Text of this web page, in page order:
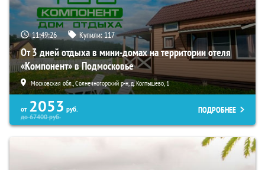
11:49:25 Купили: 117
От 3 дней отдыха в мини-домах на территории отеля
«Компонент» в Подмосковье
Московская обл., Солнечногорский р-н, д. Колтышево, 1
от 2053 руб.
до67400руб.
ПОДРОБНЕЕ